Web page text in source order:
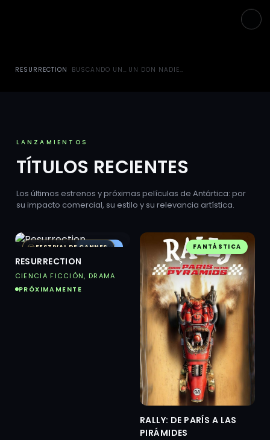
RESURRECTION BUSCANDO UN CIELO PARA RAMBO
UN DON NADIE CONTRA PUTIN
LANZAMIENTOS
TÍTULOS RECIENTES
Los últimos estrenos y próximas películas de Antártica: por
su impacto comercial, su estilo y su relevancia artística.
AUSTRAL
FESTIVAL DE CANNES
RESURRECTION
CIENCIA FICCIÓN, DRAMA
PRÓXIMAMENTE
FANTÁSTICA
RALLY: DE PARÍS A LAS
PIRÁMIDES